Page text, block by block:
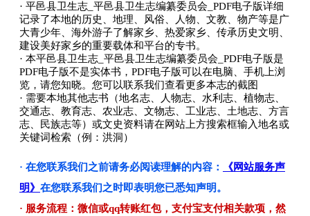
· 平邑县卫生志_平邑县卫生志编纂委员会_PDF电子版详细
记录了本地的历史、地理、风俗、人物、文教、物产等是广
大青少年、海外游子了解家乡、热爱家乡、传承历史文明、
建设美好家乡的重要载体和平台的专书。
· 本平邑县卫生志_平邑县卫生志编纂委员会_PDF电子版是
PDF电子版不是实体书，PDF电子版可以在电脑、手机上浏
览，请您知晓。您可以联系我们查看更多本志的截图
· 需要本地其他志书（地名志、人物志、水利志、植物志、
交通志、教育志、农业志、文物志、工业志、土地志、方言
志、民族志等）或文史资料请在网站上方搜索框输入地名或
关键词检索（例：洪洞）
· 在您联系我们之前请务必阅读理解的内容：
《网站服务声
明》 在您联系我们之时即表明您已悉知声明。
· 服务流程：微信或qq转账红包，支付宝支付相关款项，然